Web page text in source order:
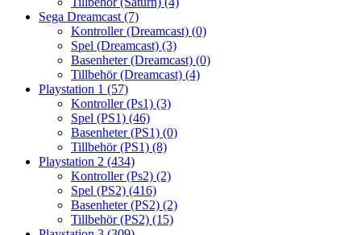
Sega Dreamcast (7)
Kontroller (Dreamcast) (0)
Spel (Dreamcast) (3)
Basenheter (Dreamcast) (0)
Tillbehör (Dreamcast) (4)
Playstation 1 (57)
Kontroller (Ps1) (3)
Spel (PS1) (46)
Basenheter (PS1) (0)
Tillbehör (PS1) (8)
Playstation 2 (434)
Kontroller (Ps2) (2)
Spel (PS2) (416)
Basenheter (PS2) (2)
Tillbehör (PS2) (15)